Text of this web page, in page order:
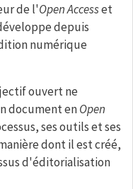
de l'Open Accesset
depuis
numérique
ouvert ne
document enOpen
ses outils et ses
dont il est créé,
d'éditorialisation